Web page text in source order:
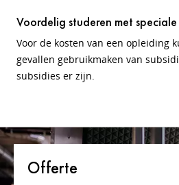
Voordelig studeren met
Voor de kosten van een opleiding
gevallen gebruikmaken van
subsidies er zijn.
Offerte